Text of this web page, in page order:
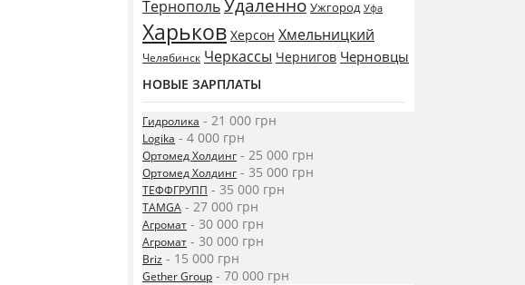
ТернопольУдаленно Ужгород Уфа
Харьков Херсон Хмельницкий
Челябинск Черкассы Чернигов Черновцы
НОВЫЕ ЗАРПЛАТЫ
Гидролика - 21 000 грн
Logika - 4 000 грн
Ортомед Холдинг - 25 000 грн
Ортомед Холдинг - 35 000 грн
ТЕФФГРУПП - 35 000 грн
TAMGA - 27 000 грн
Агромат - 30 000 грн
Агромат - 30 000 грн
Briz - 15 000 грн
Gether Group - 70 000 грн